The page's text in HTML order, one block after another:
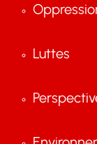
Luttes